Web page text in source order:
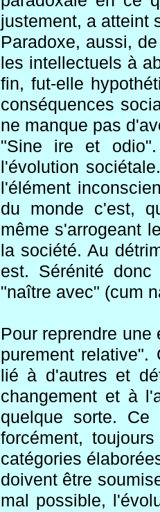
justement, a atteint
Paradoxe, aussi,
les intellectuels à
fin, fut-elle
conséquences
ne manque pas
"Sine ire et
l'évolution
l'élément
du monde c'est,
même s'arrogeant
la société. Au
est. Sérénité
"naître avec" (cum
Pour reprendre
purement relative".
lié à d'autres et
changement et à
quelque sorte.
forcément,
catégories
doivent être
mal possible,